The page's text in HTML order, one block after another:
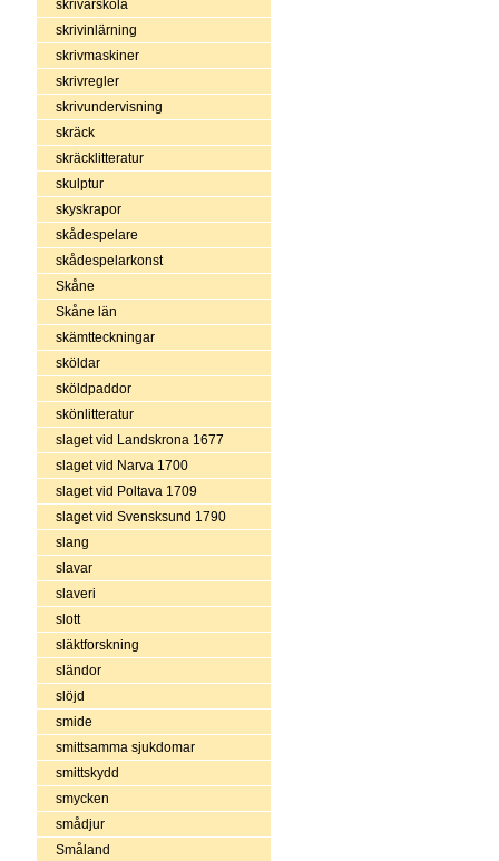
skrivarskola
skrivinlärning
skrivmaskiner
skrivregler
skrivundervisning
skräck
skräcklitteratur
skulptur
skyskrapor
skådespelare
skådespelarkonst
Skåne
Skåne län
skämtteckningar
sköldar
sköldpaddor
skönlitteratur
slaget vid Landskrona 1677
slaget vid Narva 1700
slaget vid Poltava 1709
slaget vid Svensksund 1790
slang
slavar
slaveri
slott
släktforskning
sländor
slöjd
smide
smittsamma sjukdomar
smittskydd
smycken
smådjur
Småland